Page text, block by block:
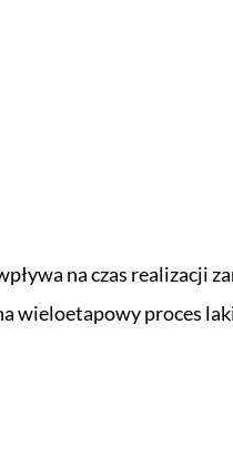
na czas realizacji
wieloetapowy proces